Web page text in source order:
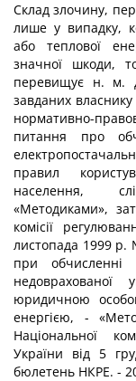
Склад злочину,
лише у випадку,
або теплової
значної шкоди,
перевищує н. м.
завданих власнику
нормативно-
питання про
правил
населення,
«Методиками»,
комісії
листопада 1999
при обчисленні
юридичною
енергією, -
Національної
України від 5
бюлетень НКРЕ. -